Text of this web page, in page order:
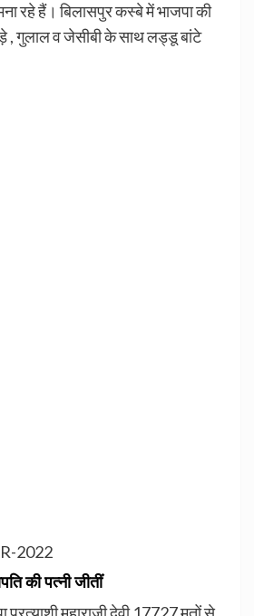
रहे हैं। बिलासपुर कस्बे में भाजपा की
, गुलाल व जेसीबी के साथ लड्डू बांटे
2022
की पत्नी जीतीं